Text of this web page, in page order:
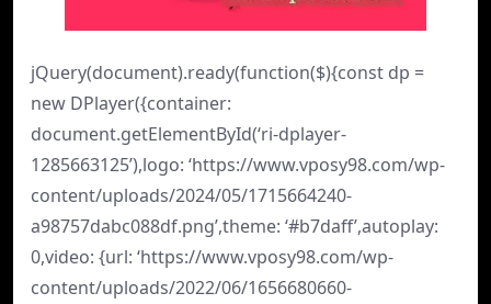
jQuery(document).ready(function($){const dp =
new DPlayer({container:
document.getElementById(‘ri-dplayer-
1285663125’),logo: ‘https://www.vposy98.com/wp-
content/uploads/2024/05/1715664240-
a98757dabc088df.png’,theme: ‘#b7daff’,autoplay:
0,video: {url: ‘https://www.vposy98.com/wp-
content/uploads/2022/06/1656680660-